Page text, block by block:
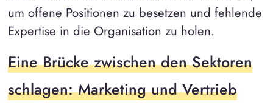
um offene Positionen zu besetzen und fehlende
Expertise in die Organisation zu holen.
Eine Brücke zwischen den Sektoren
schlagen: Marketing und Vertrieb